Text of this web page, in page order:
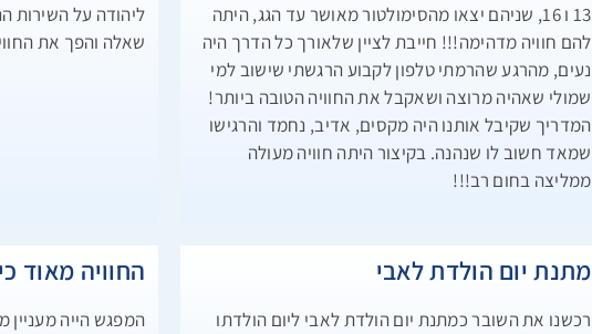
13 ו 16, שניהם יצאו מהסימולטור מאושר עד הגג, היתה
להם חוויה מדהימה!!! חייבת לציין שלאורך כל הדרך היה
נעים, מהרגע שהרמתי טלפון לקבוע הרגשתי שישוב למי
שמולי שאהיה מרוצה ושאקבל את החוויה הטובה ביותר!
המדריך שקיבל אותנו היה מקסים, אדיב, נחמד והרגישו
שמאד חשוב לו שנהנה. בקיצור היתה חוויה מעולה
ממליצה בחום רב!!!
ליהודה על השירות
שאלה והפך את
מתנת יום הולדת לאבי
רכשנו את השובר כמתנת יום הולדת לאבי ליום הולדתו
החוויה מאוד
המפגש הייה